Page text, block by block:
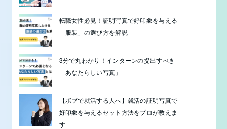
転職女性必見！証明写真で好印象を与える
「服装」の選び方を解説
3分で丸わかり！インターンの提出すべき
「あなたらしい写真」
【ボブで就活する人へ】就活の証明写真で
好印象を与えるセット方法をプロが教えま
す